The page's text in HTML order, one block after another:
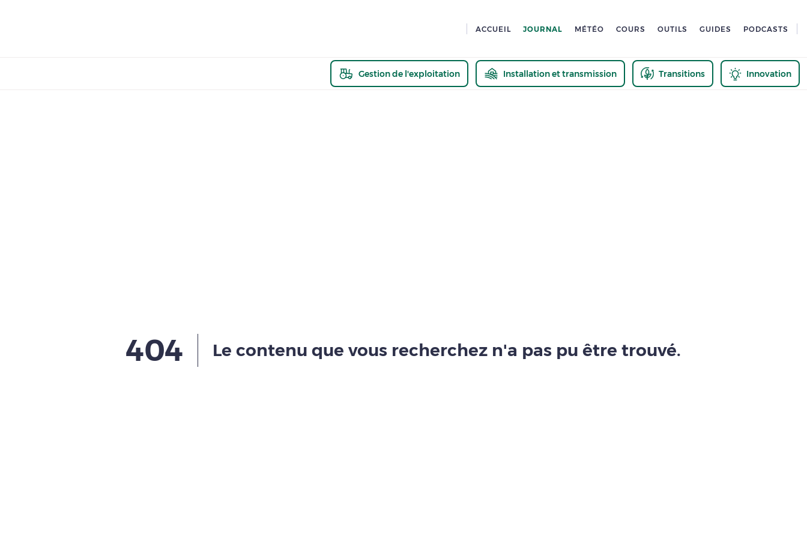
ACCUEIL JOURNAL MÉTÉO COURS OUTILS GUIDES PODCASTS
Gestion de l'exploitation Installation et transmission Transitions Innovation
404 Le contenu que vous recherchez n'a pas pu être trouvé.